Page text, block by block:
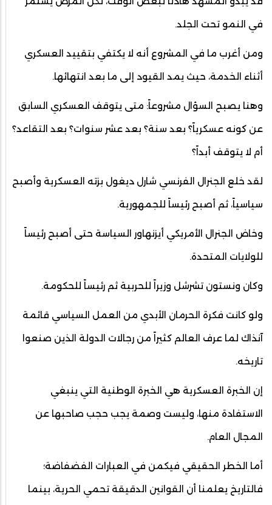
في النمو تحت الجلد.
ومن أغرب ما في المشروع أنه لا يكتفي بتقييد العسكري
أثناء الخدمة، حيث يمد القيود إلى ما بعد انتهائها.
وهنا يصبح السؤال مشروعاً: متى يتوقف العسكري السابق
عن كونه عسكرياً؟ بعد سنة؟ بعد عشر سنوات؟ بعد التقاعد؟
أم لا يتوقف أبداً؟
لقد خلع الجنرال الفرنسي شارل ديغول بزته العسكرية وأصبح
سياسياً، ثم أصبح رئيساً للجمهورية.
وخاض الجنرال الأمريكي أيزنهاور السياسة حتى أصبح رئيساً
للولايات المتحدة.
وكان ونستون تشرشل وزيراً للحربية ثم رئيساً للحكومة.
ولو كانت فكرة الحرمان الأبدي من العمل السياسي قائمة
آنذاك لما عرف العالم كثيراً من رجالات الدولة الذين صنعوا
تاريخه.
إن الخبرة العسكرية هي الخبرة الوطنية التي ينبغي
الاستفادة منها، وليست وصمة يجب حجب صاحبها عن
المجال العام.
أما الخطر الحقيقي فيكمن في العبارات الفضفاضة؛
فالتاريخ يعلمنا أن القوانين الدقيقة تحمي الحرية، بينما